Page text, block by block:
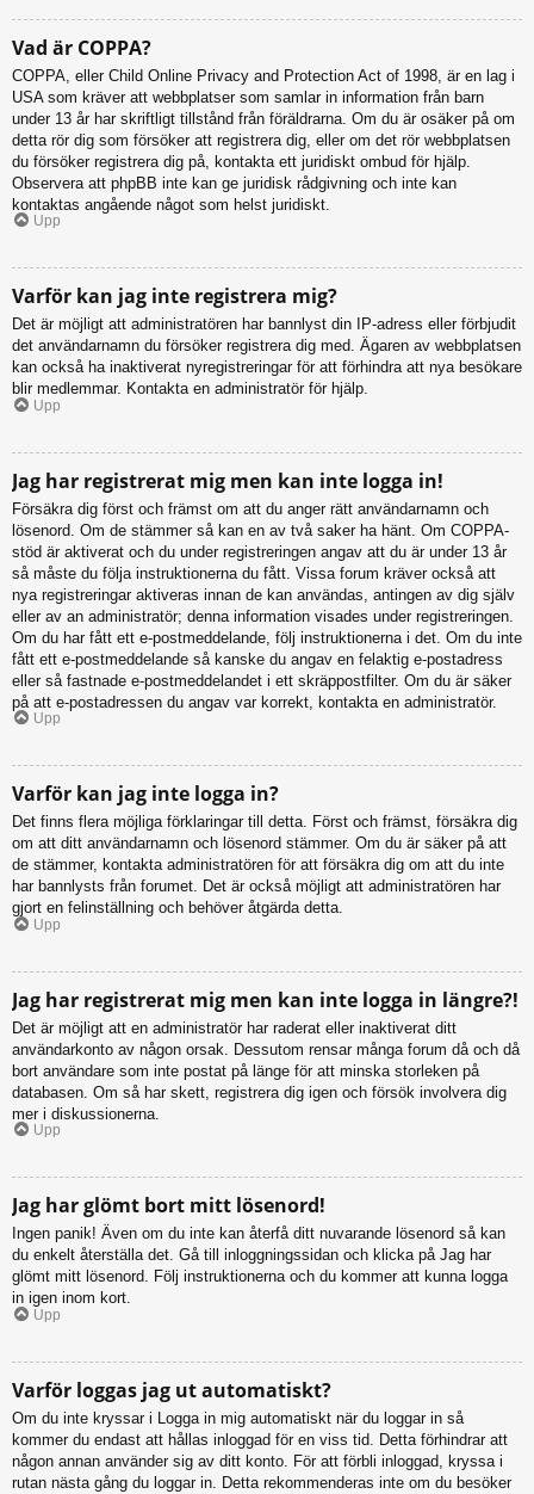
Vad är COPPA?
COPPA, eller Child Online Privacy and Protection Act of 1998, är en lag i
USA som kräver att webbplatser som samlar in information från barn
under 13 år har skriftligt tillstånd från föräldrarna. Om du är osäker på om
detta rör dig som försöker att registrera dig, eller om det rör webbplatsen
du försöker registrera dig på, kontakta ett juridiskt ombud för hjälp.
Observera att phpBB inte kan ge juridisk rådgivning och inte kan
kontaktas angående något som helst juridiskt.
Upp
Varför kan jag inte registrera mig?
Det är möjligt att administratören har bannlyst din IP-adress eller förbjudit
det användarnamn du försöker registrera dig med. Ägaren av webbplatsen
kan också ha inaktiverat nyregistreringar för att förhindra att nya besökare
blir medlemmar. Kontakta en administratör för hjälp.
Upp
Jag har registrerat mig men kan inte logga in!
Försäkra dig först och främst om att du anger rätt användarnamn och
lösenord. Om de stämmer så kan en av två saker ha hänt. Om COPPA-
stöd är aktiverat och du under registreringen angav att du är under 13 år
så måste du följa instruktionerna du fått. Vissa forum kräver också att
nya registreringar aktiveras innan de kan användas, antingen av dig själv
eller av an administratör; denna information visades under registreringen.
Om du har fått ett e-postmeddelande, följ instruktionerna i det. Om du inte
fått ett e-postmeddelande så kanske du angav en felaktig e-postadress
eller så fastnade e-postmeddelandet i ett skräppostfilter. Om du är säker
på att e-postadressen du angav var korrekt, kontakta en administratör.
Upp
Varför kan jag inte logga in?
Det finns flera möjliga förklaringar till detta. Först och främst, försäkra dig
om att ditt användarnamn och lösenord stämmer. Om du är säker på att
de stämmer, kontakta administratören för att försäkra dig om att du inte
har bannlysts från forumet. Det är också möjligt att administratören har
gjort en felinställning och behöver åtgärda detta.
Upp
Jag har registrerat mig men kan inte logga in längre?!
Det är möjligt att en administratör har raderat eller inaktiverat ditt
användarkonto av någon orsak. Dessutom rensar många forum då och då
bort användare som inte postat på länge för att minska storleken på
databasen. Om så har skett, registrera dig igen och försök involvera dig
mer i diskussionerna.
Upp
Jag har glömt bort mitt lösenord!
Ingen panik! Även om du inte kan återfå ditt nuvarande lösenord så kan
du enkelt återställa det. Gå till inloggningssidan och klicka på Jag har
glömt mitt lösenord. Följ instruktionerna och du kommer att kunna logga
in igen inom kort.
Upp
Varför loggas jag ut automatiskt?
Om du inte kryssar i Logga in mig automatiskt när du loggar in så
kommer du endast att hållas inloggad för en viss tid. Detta förhindrar att
någon annan använder sig av ditt konto. För att förbli inloggad, kryssa i
rutan nästa gång du loggar in. Detta rekommenderas inte om du besöker